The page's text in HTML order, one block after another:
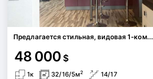
Предлагается стильная, видовая 1-ком...
48 000 $
1к 32/16/5м2 14/17